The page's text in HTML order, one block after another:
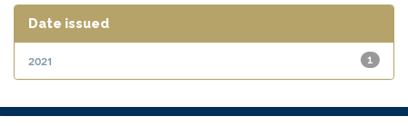
Date issued
1
2021